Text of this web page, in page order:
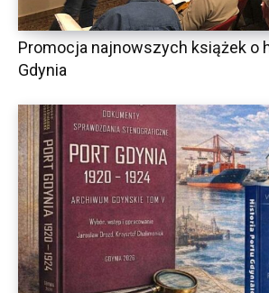
Promocja najnowszych książek o
Gdynia